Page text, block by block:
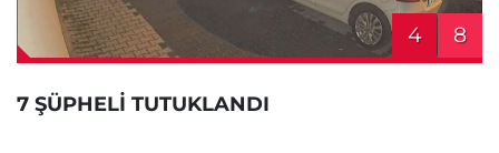
4 8
7 ŞÜPHELİ TUTUKLANDI